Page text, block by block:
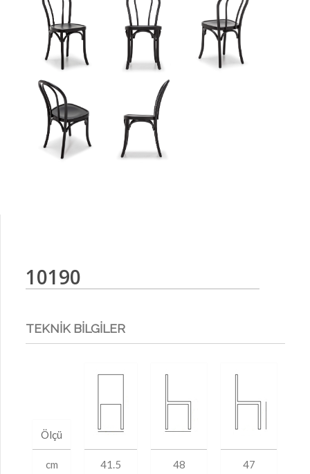
10190
TEKNİK BİLGİLER
Ölçü
cm 41.5 48 47